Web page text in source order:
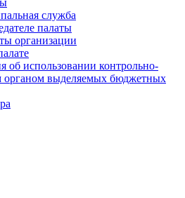
служба
палаты
организации
об использовании контрольно-
органом выделяемых бюджетных